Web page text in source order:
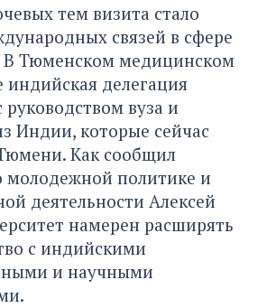
тем визита стало
связей в сфере
В Тюменском медицинском
индийская делегация
руководством вуза и
Индии, которые сейчас
Как сообщил
молодежной политике и
деятельности Алексей
намерен расширять
с индийскими
и научными